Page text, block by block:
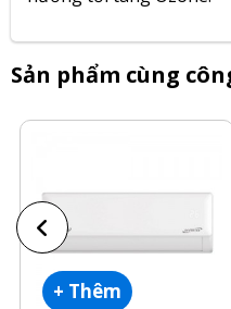
Sản phẩm cùng
+ Thêm